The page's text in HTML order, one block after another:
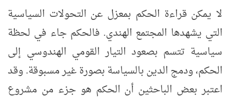
لا يمكن قراءة الحكم بمعزل عن التحولات السياسية
التي يشهدها المجتمع الهندي. فالحكم جاء في لحظة
سياسية تتسم بصعود التيار القومي الهندوسي إلى
الحكم، ودمج الدين بالسياسة بصورة غير مسبوقة. وقد
اعتبر بعض الباحثين أن الحكم هو جزء من مشروع